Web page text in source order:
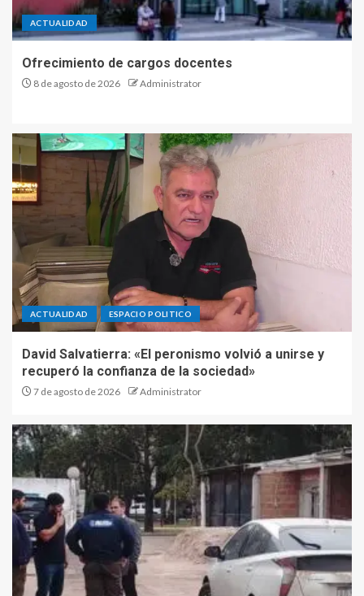
ACTUALIDAD
Ofrecimiento de cargos docentes
8 de agosto de 2026 Administrator
ACTUALIDAD ESPACIO POLITICO
David Salvatierra: «El peronismo volvió a unirse y
recuperó la confianza de la sociedad»
7 de agosto de 2026 Administrator